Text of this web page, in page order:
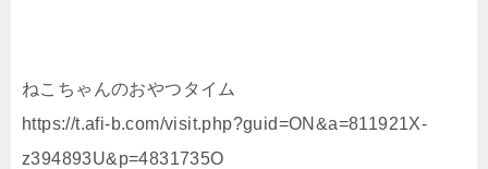
ねこちゃんのおやつタイム
https://t.afi-b.com/visit.php?guid=ON&a=811921X-
z394893U&p=4831735O